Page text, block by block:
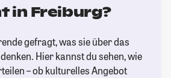
in Freiburg?
gefragt, was sie über das
Hier kannst du sehen, wie
– ob kulturelles Angebot